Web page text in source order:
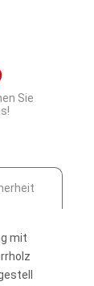
Sie
mit